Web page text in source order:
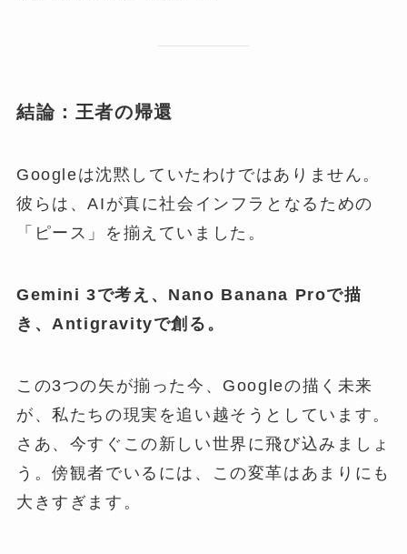
結論：王者の帰還
Googleは沈黙していたわけではありません。
彼らは、AIが真に社会インフラとなるための
「ピース」を揃えていました。
Gemini 3で考え、Nano Banana Proで描
き、Antigravityで創る。
この3つの矢が揃った今、Googleの描く未来
が、私たちの現実を追い越そうとしています。
さあ、今すぐこの新しい世界に飛び込みましょ
う。傍観者でいるには、この変革はあまりにも
大きすぎます。